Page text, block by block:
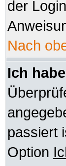
der
Nach
Ich
passiert
Option